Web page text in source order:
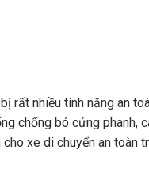
rất nhiều tính năng an
chống bó cứng phanh,
xe di chuyển an toàn